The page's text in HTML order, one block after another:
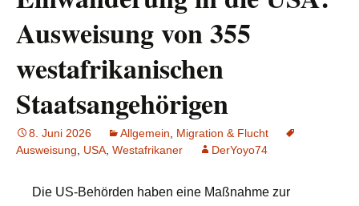
Ausweisung von 355
westafrikanischen
Staatsangehörigen
8. Juni 2026 Allgemein
Migration & Flucht
Ausweisung
USA Westafrikaner DerYoyo74
Die US-Behörden haben eine Maßnahme zur